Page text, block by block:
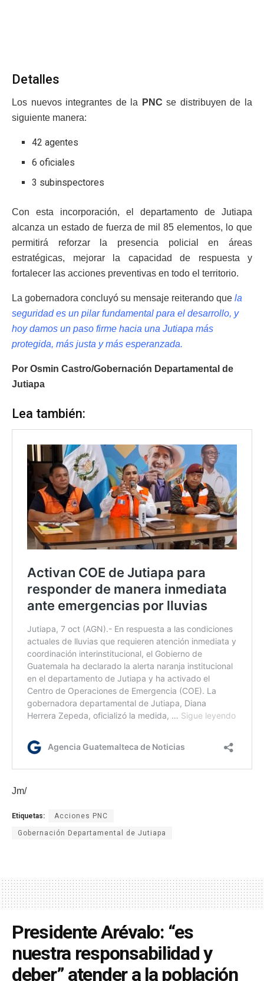
Detalles
Los nuevos integrantes de la PNC se distribuyen de la
siguiente manera:
42 agentes
6 oficiales
3 subinspectores
Con esta incorporación, el departamento de Jutiapa
alcanza un estado de fuerza de mil 85 elementos, lo que
permitirá reforzar la presencia policial en áreas
estratégicas, mejorar la capacidad de respuesta y
fortalecer las acciones preventivas en todo el territorio.
La gobernadora concluyó su mensaje reiterando que la
seguridad es un pilar fundamental para el desarrollo, y
hoy damos un paso firme hacia una Jutiapa más
protegida, más justa y más esperanzada.
Por Osmin Castro/Gobernación Departamental de
Jutiapa
Lea también:
Jm/
Etiquetas: Acciones PNC
Gobernación Departamental de Jutiapa
Presidente Arévalo: “es
nuestra responsabilidad y
deber” atender a la población